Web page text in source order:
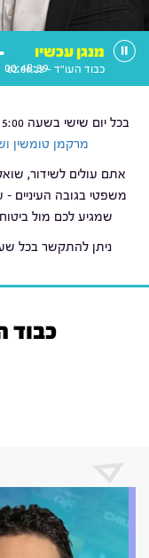
00:48:39
מנגן עכשיו
כבוד העו"ד - 02.06.23
בכל יום שישי בשעה 15:00, עורכי הדין עמוס כהן וליאור טומשין (
מרקמן טומשין
אתם עולים לשידור,
משפטי בגובה העיניים
שמגיע לכם מול
ניתן להתקשר בכל
כבוד